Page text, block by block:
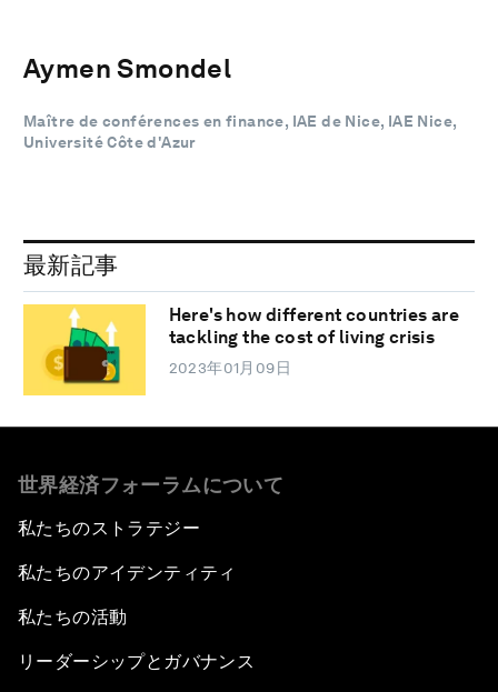
Aymen Smondel
Maître de conférences en finance, IAE de Nice, IAE Nice,
Université Côte d'Azur
最新記事
Here's how different countries are
tackling the cost of living crisis
2023年01月09日
世界経済フォーラムについて
私たちのストラテジー
私たちのアイデンティティ
私たちの活動
リーダーシップとガバナンス